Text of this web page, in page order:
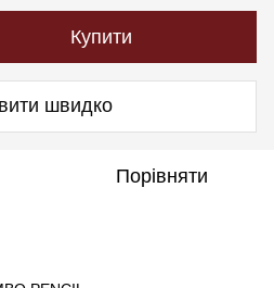
Купити
швидко
Порівняти